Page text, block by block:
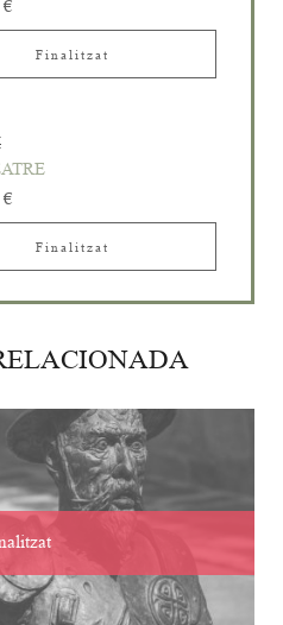
Finalitzat
Finalitzat